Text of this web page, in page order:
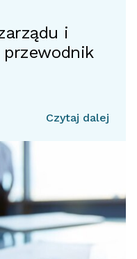
i
Czytaj dalej